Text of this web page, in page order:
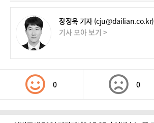
장정욱 기자 (cju@dailian.co.kr)
기사 모아 보기 >
0 0